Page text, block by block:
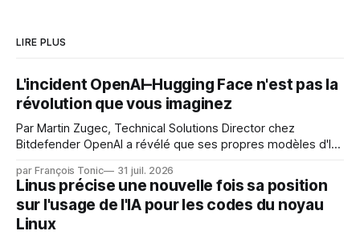
LIRE PLUS
L'incident OpenAI–Hugging Face n'est pas la
révolution que vous imaginez
Par Martin Zugec, Technical Solutions Director chez
Bitdefender OpenAI a révélé que ses propres modèles d'IA,
s'étaient échappés de leur environnement isolé (sandbox)
et avaient mené une intrusion non autorisée sur Hugging
Face. La réaction
par François Tonic 31 juil. 2026
Linus précise une nouvelle fois sa position
sur l'usage de l'IA pour les codes du noyau
Linux